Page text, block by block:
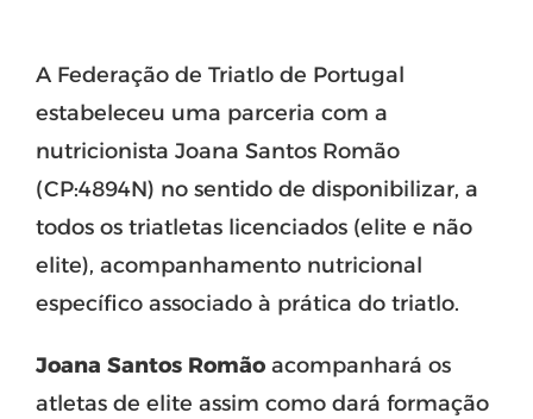
A Federação de Triatlo de Portugal
estabeleceu uma parceria com a
nutricionista Joana Santos Romão
(CP:4894N) no sentido de disponibilizar, a
todos os triatletas licenciados (elite e não
elite), acompanhamento nutricional
específico associado à prática do triatlo.
Joana Santos Romão acompanhará os
atletas de elite assim como dará formação